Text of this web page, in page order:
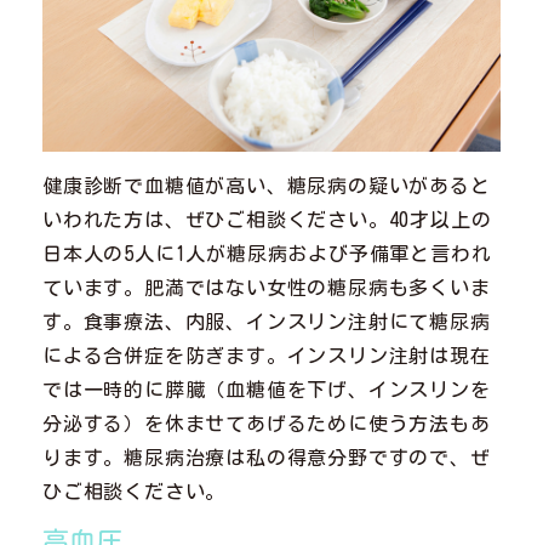
健康診断で血糖値が高い、糖尿病の疑いがあると
いわれた方は、ぜひご相談ください。40才以上の
日本人の5人に1人が糖尿病および予備軍と言われ
ています。肥満ではない女性の糖尿病も多くいま
す。食事療法、内服、インスリン注射にて糖尿病
による合併症を防ぎます。インスリン注射は現在
では一時的に膵臓（血糖値を下げ、インスリンを
分泌する）を休ませてあげるために使う方法もあ
ります。糖尿病治療は私の得意分野ですので、ぜ
ひご相談ください。